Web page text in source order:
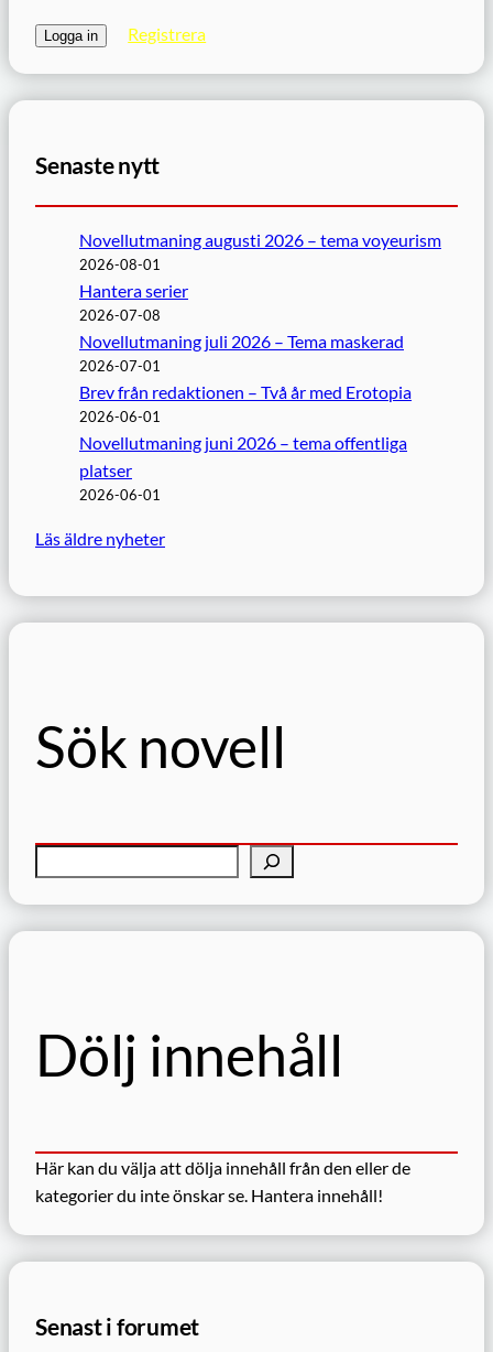
Registrera
Senaste nytt
Novellutmaning augusti 2026 – tema voyeurism
2026-08-01
Hantera serier
2026-07-08
Novellutmaning juli 2026 – Tema maskerad
2026-07-01
Brev från redaktionen – Två år med Erotopia
2026-06-01
Novellutmaning juni 2026 – tema offentliga
platser
2026-06-01
Läs äldre nyheter
Sök novell
ö
Dölj innehåll
Här kan du välja att dölja innehåll från den eller de
kategorier du inte önskar se. Hantera innehåll!
Senast i forumet